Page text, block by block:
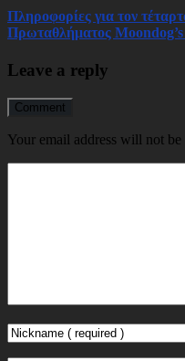
Πληροφορίες για τον
Πρωταθλήματος Moondog’s
Leave a reply
Comment
Your email address will not be